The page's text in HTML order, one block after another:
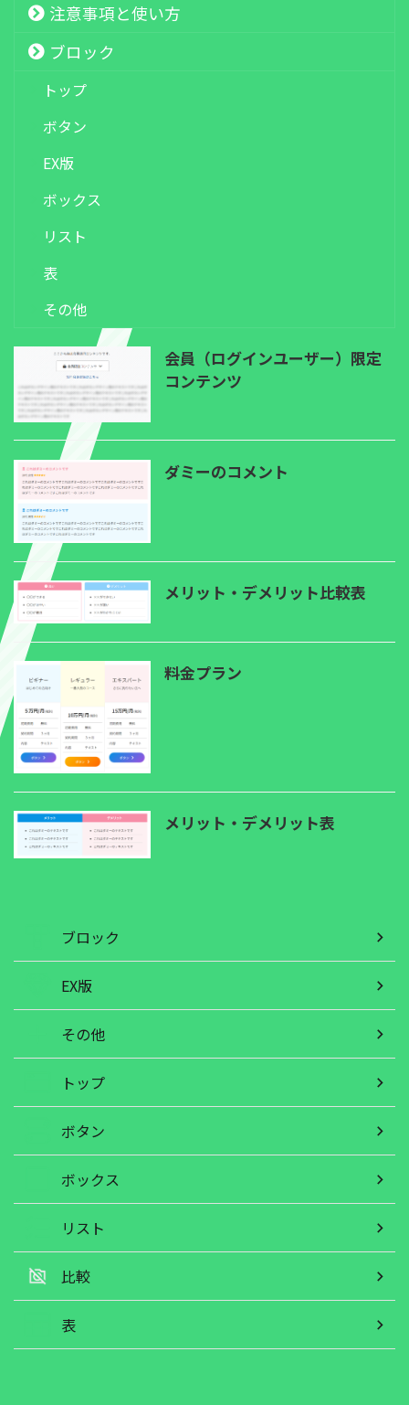
注意事項と使い方
ブロック
トップ
ボタン
EX版
ボックス
リスト
表
その他
会員（ログインユーザー）限定
コンテンツ
ダミーのコメント
メリット・デメリット比較表
料金プラン
メリット・デメリット表
ブロック
EX版
その他
トップ
ボタン
ボックス
リスト
比較
表